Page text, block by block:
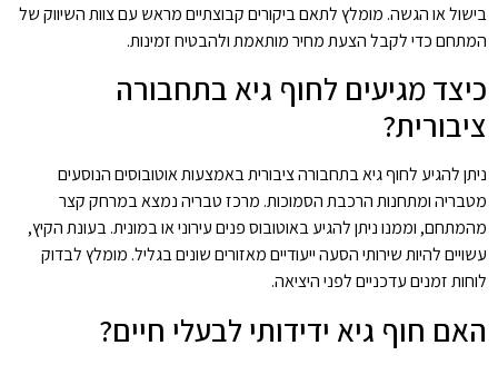
בישול או הגשה. מומלץ לתאם ביקורים קבוצתיים מראש עם צוות השיווק של
המתחם כדי לקבל הצעת מחיר מותאמת ולהבטיח זמינות.
כיצד מגיעים לחוף גיא בתחבורה
ציבורית?
ניתן להגיע לחוף גיא בתחבורה ציבורית באמצעות אוטובוסים הנוסעים
מטבריה ומתחנות הרכבת הסמוכות. מרכז טבריה נמצא במרחק קצר
מהמתחם, וממנו ניתן להגיע באוטובוס פנים עירוני או במונית. בעונת הקיץ,
עשויים להיות שירותי הסעה ייעודיים מאזורים שונים בגליל. מומלץ לבדוק
לוחות זמנים עדכניים לפני היציאה.
האם חוף גיא ידידותי לבעלי חיים?